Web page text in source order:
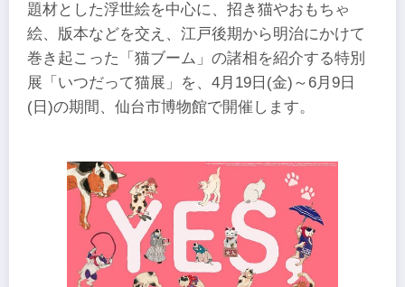
題材とした浮世絵を中心に、招き猫やおもちゃ
絵、版本などを交え、江戸後期から明治にかけて
巻き起こった「猫ブーム」の諸相を紹介する特別
展「いつだって猫展」を、4月19日(金)～6月9日
(日)の期間、仙台市博物館で開催します。